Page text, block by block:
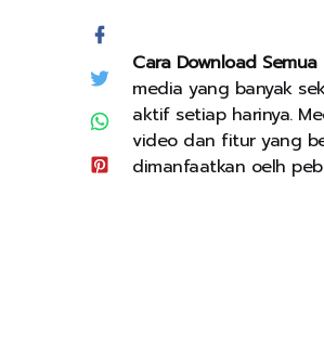
Cara Download
media yang banyak
aktif setiap harinya.
video dan fitur yang
dimanfaatkan oelh